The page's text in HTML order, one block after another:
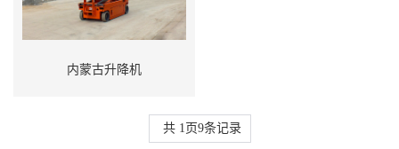
内蒙古升降机
共 1 页9条记录